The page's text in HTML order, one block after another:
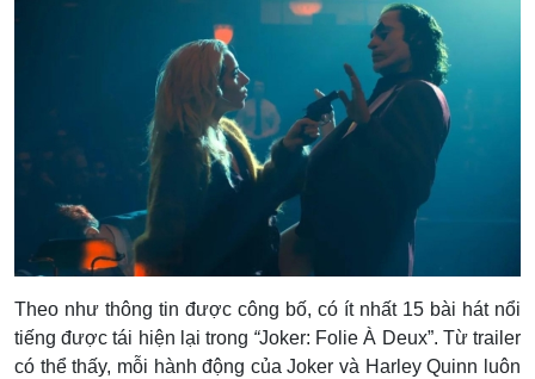
Theo như thông tin được công bố, có ít nhất 15 bài hát nổi
tiếng được tái hiện lại trong “Joker: Folie À Deux”. Từ trailer
có thể thấy, mỗi hành động của Joker và Harley Quinn luôn